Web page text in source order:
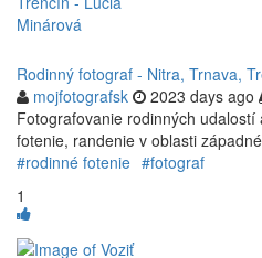
Rodinný fotograf - Nitra, Trnava,
mojfotografsk
2023 days ago
Fotografovanie rodinných
fotenie, randenie v oblasti
#rodinné fotenie #fotograf
1